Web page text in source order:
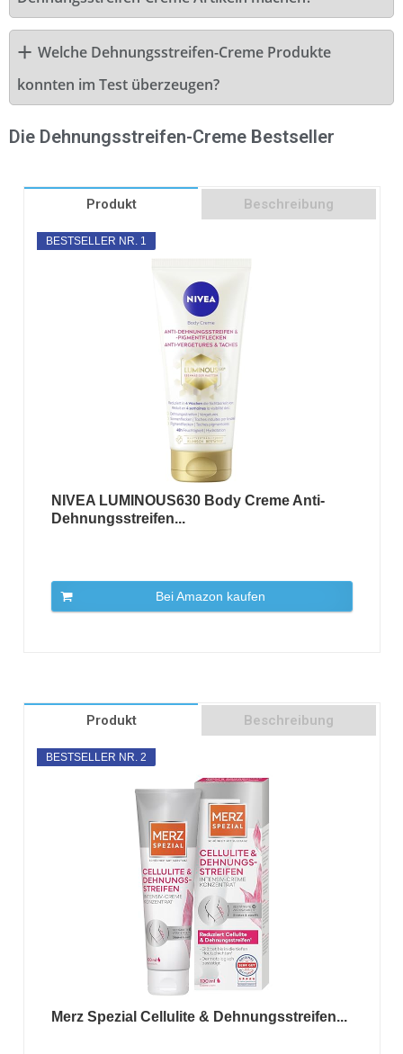
Welche Dehnungsstreifen-Creme Produkte
konnten im Test überzeugen?
Die Dehnungsstreifen-Creme Bestseller
Produkt Beschreibung
BESTSELLER NR. 1
NIVEA LUMINOUS630 Body Creme Anti-
Dehnungsstreifen...
Bei Amazon kaufen
Produkt Beschreibung
BESTSELLER NR. 2
Merz Spezial Cellulite & Dehnungsstreifen...